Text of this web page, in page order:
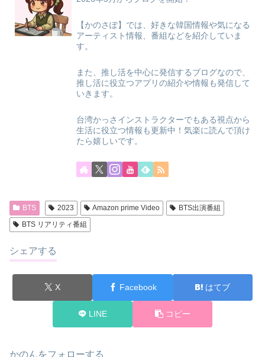
【かのさぽ】では、好きな韓国情報や気になる
アーティスト情報、番組などを紹介していま
す。
また、推し活を中心に発信するブログなので、
推し活に役立つアプリの紹介や情報も発信して
いきます。
台湾かっさインストラクターでもある視点から
生活に役立つ情報も更新中！気楽に読んで頂け
たら嬉しいです。
BTS 2023 Amazon prime Video
BTS出演番組
BTS リアリティ番組
シェアする
X Facebook はてブ
LINE コピー
かのんをフォローする